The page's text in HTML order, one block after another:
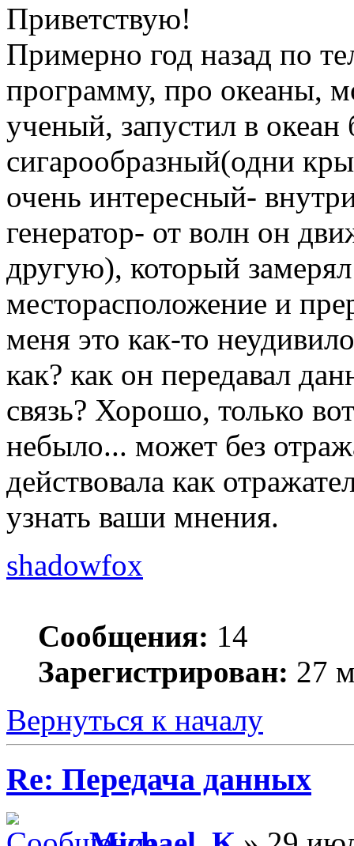
Приветствую!
Примерно год назад по
программу, про океаны,
ученый, запустил в океан
сигарообразный(одни
очень интересный-
генератор- от волн он
другую), который
месторасположение и
меня это как-то
как? как он передавал
связь? Хорошо, только
небыло... может без
действовала как
узнать ваши мнения.
shadowfox
Сообщения: 14
Зарегистрирован: 27
Вернуться к началу
Re: Передача данных